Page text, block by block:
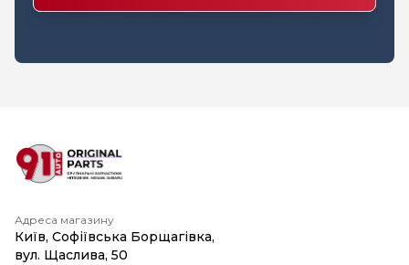
Адреса магазину
Київ, Софіївська Борщагівка,
вул. Щаслива, 50